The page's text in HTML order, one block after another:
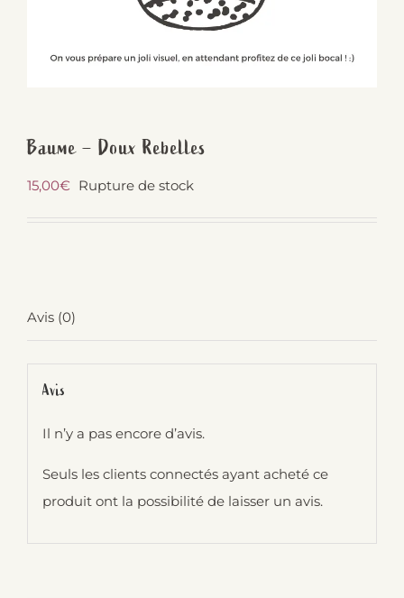
Baume – Doux Rebelles
15,00€ Rupture de stock
Avis (0)
Avis
Il n’y a pas encore d’avis.
Seuls les clients connectés ayant acheté ce
produit ont la possibilité de laisser un avis.